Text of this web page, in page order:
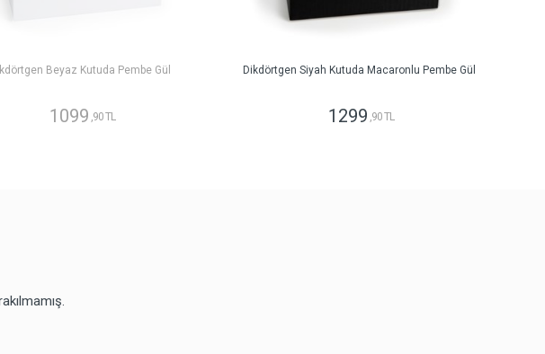
Beyaz Kutuda Pembe Gül
1099 ,90 TL
Dikdörtgen Siyah Kutuda Macaronlu Pembe Gül
1299 ,90 TL